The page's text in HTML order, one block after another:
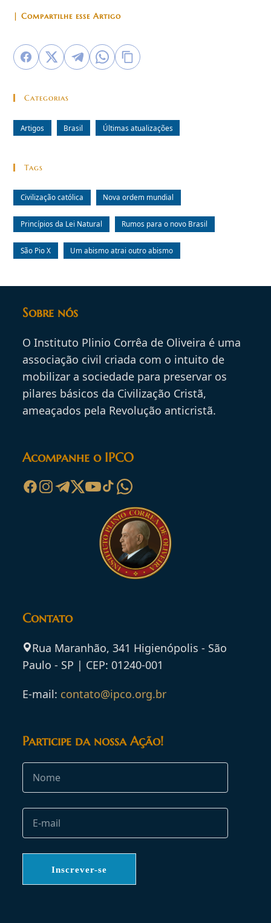
| Compartilhe esse Artigo
Categorias
Artigos Brasil Últimas atualizações
Tags
Civilização católica Nova ordem mundial
Princípios da Lei Natural Rumos para o novo Brasil
São Pio X Um abismo atrai outro abismo
Sobre nós
O Instituto Plinio Corrêa de Oliveira é uma
associação civil criada com o intuito de
mobilizar a sociedade para preservar os
pilares básicos da Civilização Cristã,
ameaçados pela Revolução anticristã.
Acompanhe o IPCO
Contato
Rua Maranhão, 341 Higienópolis - São
Paulo - SP | CEP: 01240-001
E-mail: contato@ipco.org.br
Participe da nossa Ação!